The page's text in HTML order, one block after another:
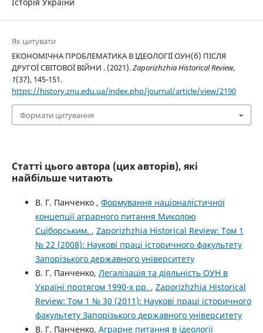
Як цитувати
ЕКОНОМІЧНА ПРОБЛЕМАТИКА В ІДЕОЛОГІЇ ОУН(б) ПІСЛЯ
ДРУГОЇ СВІТОВОЇ ВІЙНИ . (2021).Zaporizhzhia Historical Review,
1(37), 145-151.
https://history.znu.edu.ua/index.php/journal/article/view/2190
Формати цитування
Статті цього автора (цих авторів), які
найбільше читають
В. Г. Панченко , Формування націоналістичної
концепції аграрного питання Миколою
Сціборським. , Zaporizhzhia Historical Review: Том 1
№ 22 (2008): Наукові праці історичного факультету
Запорізького державного університету
В. Г. Панченко, Легалізація та діяльність ОУН в
Україні протягом 1990-х рр. , Zaporizhzhia Historical
Review: Том 1 № 30 (2011): Наукові праці історичного
факультету Запорізького державного університету
В. Г. Панченко, Аграрне питання в ідеології